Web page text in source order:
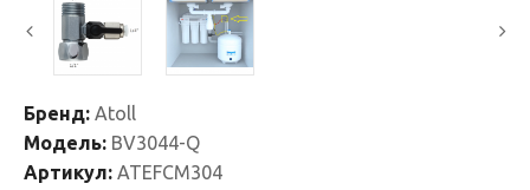
Бренд: Atoll
Модель: BV3044-Q
Артикул: ATEFCM304